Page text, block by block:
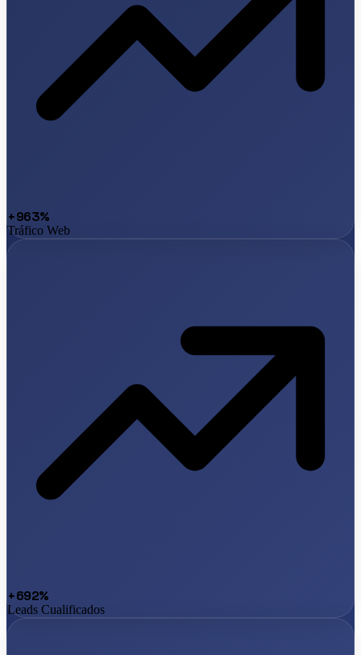
+963%
Tráfico Web
+692%
Leads Cualificados